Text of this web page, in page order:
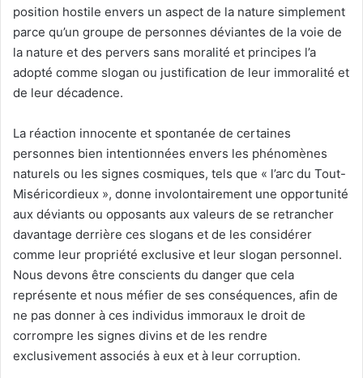
position hostile envers un aspect de la nature simplement
parce qu’un groupe de personnes déviantes de la voie de
la nature et des pervers sans moralité et principes l’a
adopté comme slogan ou justification de leur immoralité et
de leur décadence.
La réaction innocente et spontanée de certaines
personnes bien intentionnées envers les phénomènes
naturels ou les signes cosmiques, tels que « l’arc du Tout-
Miséricordieux », donne involontairement une opportunité
aux déviants ou opposants aux valeurs de se retrancher
davantage derrière ces slogans et de les considérer
comme leur propriété exclusive et leur slogan personnel.
Nous devons être conscients du danger que cela
représente et nous méfier de ses conséquences, afin de
ne pas donner à ces individus immoraux le droit de
corrompre les signes divins et de les rendre
exclusivement associés à eux et à leur corruption.